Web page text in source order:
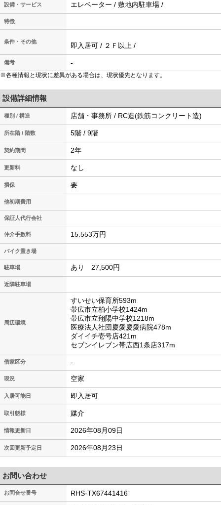
設備・サービス エレベーター / 敷地内駐車場 /
特徴
条件・その他 即入居可 / ２Ｆ以上 /
備考 -
※各種情報と現状に差異がある場合は、現状優先となります。
設備詳細情報
種別 / 構造 店舗・事務所 / RC造(鉄筋コンクリート造)
所在階 / 階数 5階 / 9階
契約期間 2年
更新料 なし
損保 要
他初期費用
保証人代行会社
仲介手数料 15.553万円
バイク置き場
駐車場 あり 27,500円
近隣駐車場
周辺環境
すいせい保育所593m
帯広市立柏小学校1424m
帯広市立翔陽中学校1218m
医療法人社団慶愛慶愛病院478m
ダイイチ壱号店421m
セブンイレブン帯広西1条店317m
借家区分 -
現況 空家
入居可能日 即入居可
取引態様 媒介
情報更新日 2026年08月09日
次回更新予定日 2026年08月23日
お問い合わせ
お問合せ番号 RHS-TX67441416